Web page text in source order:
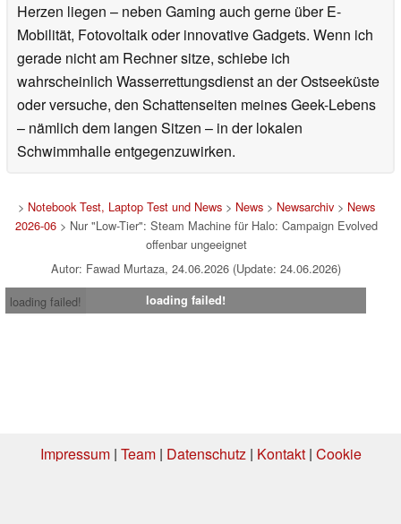
Herzen liegen – neben Gaming auch gerne über E-
Mobilität, Fotovoltaik oder innovative Gadgets. Wenn ich
gerade nicht am Rechner sitze, schiebe ich
wahrscheinlich Wasserrettungsdienst an der Ostseeküste
oder versuche, den Schattenseiten meines Geek-Lebens
– nämlich dem langen Sitzen – in der lokalen
Schwimmhalle entgegenzuwirken.
> Notebook Test, Laptop Test und News> News> Newsarchiv> News
2026-06> Nur "Low-Tier": Steam Machine für Halo: Campaign Evolved
offenbar ungeeignet
Autor: Fawad Murtaza, 24.06.2026 (Update: 24.06.2026)
loading failed!
loading failed!
Impressum| Team| Datenschutz| Kontakt| Cookie